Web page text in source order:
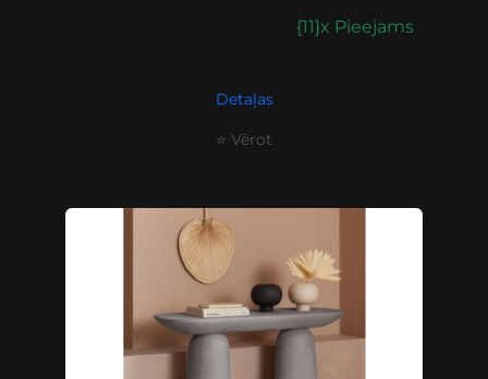
{11}x Pieejams
Detaļas
⭐ Vērot